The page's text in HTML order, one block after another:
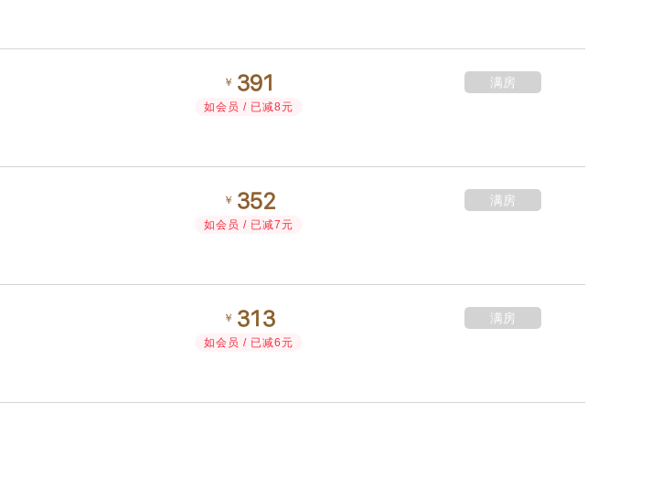
￥ 
如会员 / 已减8元
满房
￥ 
如会员 / 已减7元
满房
￥  
如会员 / 已减6元
满房